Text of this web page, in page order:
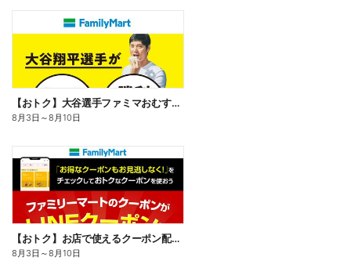
【おトク】大谷選手ファミマおむすび割
8月3日 ～8月10日
【おトク】お店で使えるクーポン配信中
8月3日 ～8月10日